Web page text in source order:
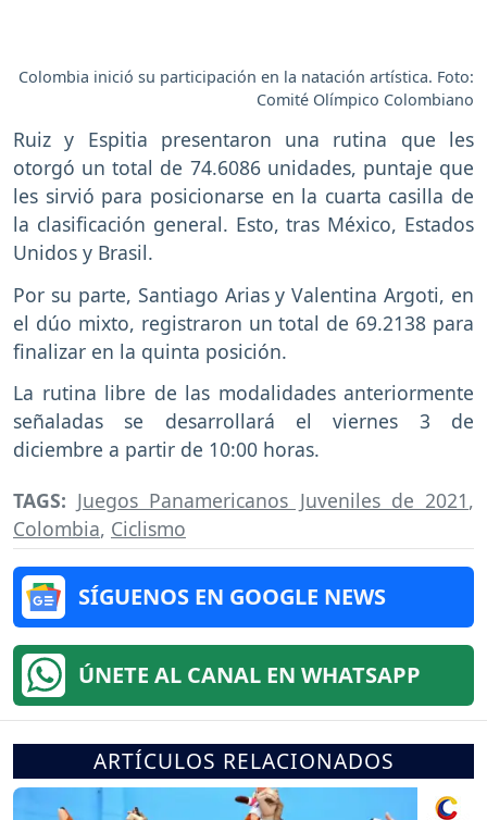
Colombia inició su participación en la natación artística. Foto:
Comité Olímpico Colombiano
Ruiz y Espitia presentaron una rutina que les
otorgó un total de 74.6086 unidades, puntaje que
les sirvió para posicionarse en la cuarta casilla de
la clasificación general. Esto, tras México, Estados
Unidos y Brasil.
Por su parte, Santiago Arias y Valentina Argoti, en
el dúo mixto, registraron un total de 69.2138 para
finalizar en la quinta posición.
La rutina libre de las modalidades anteriormente
señaladas se desarrollará el viernes 3 de
diciembre a partir de 10:00 horas.
TAGS: Juegos Panamericanos Juveniles de 2021,
Colombia, Ciclismo
SÍGUENOS EN GOOGLE NEWS
ÚNETE AL CANAL EN WHATSAPP
ARTÍCULOS RELACIONADOS